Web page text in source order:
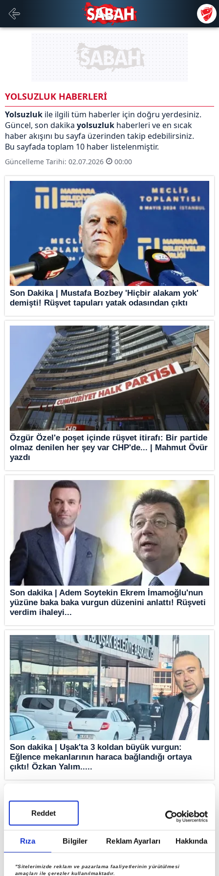
Rıza Bilgiler Reklam Ayarları Hakkında
"Sitelerimizde reklam ve pazarlama faaliyetlerinin yürütülmesi
amaçları ile çerezler kullanılmaktadır.
Reddet
YOLSUZLUK HABERLERİ
Yolsuzluk ile ilgili tüm haberler için doğru yerdesiniz.
Güncel, son dakika yolsuzluk haberleri ve en sıcak
haber akışını bu sayfa üzerinden takip edebilirsiniz.
Bu sayfada toplam 10 haber listelenmiştir.
Güncelleme Tarihi: 02.07.2026 00:00
Son Dakika | Mustafa Bozbey 'Hiçbir alakam yok'
demişti! Rüşvet tapuları yatak odasından çıktı
Özgür Özel'e poşet içinde rüşvet itirafı: Bir partide
olmaz denilen her şey var CHP'de... | Mahmut Övür
yazdı
Son dakika | Adem Soytekin Ekrem İmamoğlu'nun
yüzüne baka baka vurgun düzenini anlattı! Rüşveti
verdim ihaleyi...
Son dakika | Uşak'ta 3 koldan büyük vurgun:
Eğlence mekanlarının haraca bağlandığı ortaya
çıktı! Özkan Yalım.....